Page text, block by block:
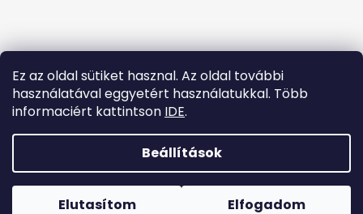
Ez az oldal sütiket hasznal. Az oldal további
használatával eggyetért használatukkal. Több
informaciért kattintson IDE.
Beállítások
Elutasítom Elfogadom
Copyright 2026tanccipok.hu. Minden jog fenntartva.
Süti beállítások szerkesztése